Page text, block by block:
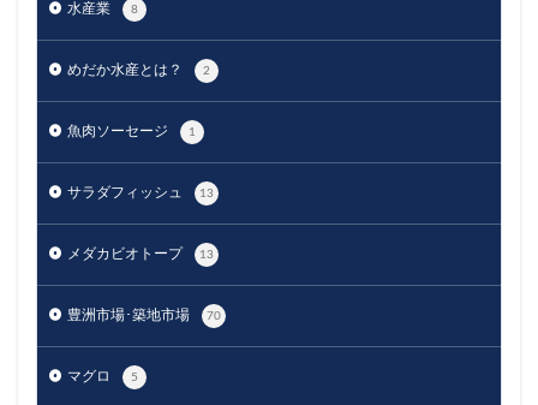
水産業 8
めだか水産とは？ 2
魚肉ソーセージ 1
サラダフィッシュ 13
メダカビオトープ 13
豊洲市場･築地市場 70
マグロ 5